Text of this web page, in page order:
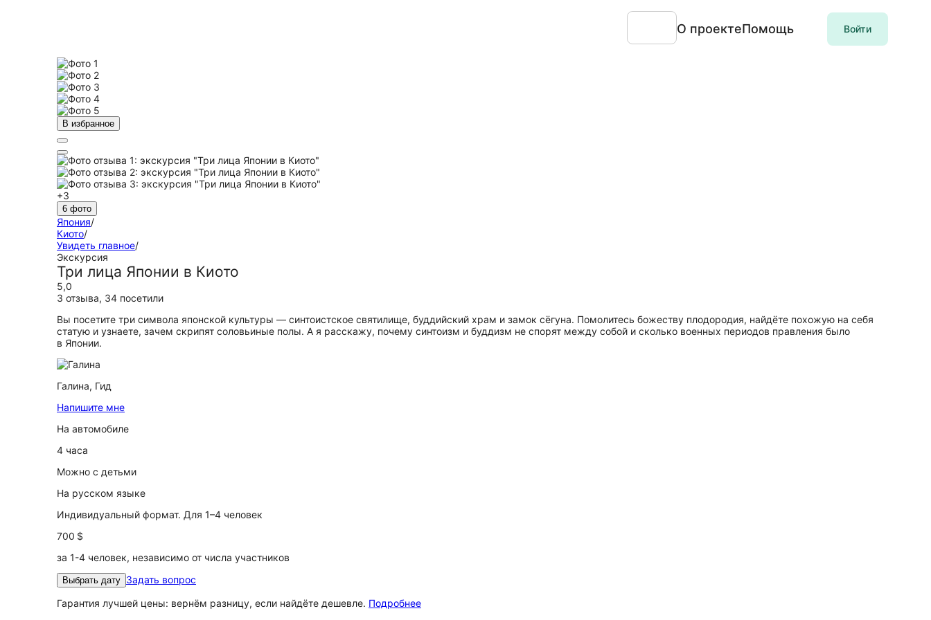
О проектеПомощь Войти
В избранное
+3
6 фото
Япония/
Киото/
Увидеть главное/
Экскурсия
Три лица Японии в Киото
5,0
3 отзыва, 34 посетили
Вы посетите три символа японской культуры — синтоистское святилище, буддийский храм и замок сёгуна. Помолитесь божеству плодородия, найдёте похожую на себя
статую и узнаете, зачем скрипят соловьиные полы. А я расскажу, почему синтоизм и буддизм не спорят между собой и сколько военных периодов правления было
в Японии.
Галина, Гид
Напишите мне
На автомобиле
4 часа
Можно с детьми
На русском языке
Индивидуальный формат. Для 1–4 человек
700 $
за 1-4 человек, независимо от числа участников
Выбрать дату Задать вопрос
Гарантия лучшей цены: вернём разницу, если найдёте дешевле. Подробнее